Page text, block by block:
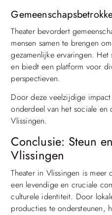
Top
Theater bevordert
mensen samen te brengen
gezamenlijke ervaringen.
en biedt een platform voor
perspectieven.
Door deze veelzijdige
onderdeel van het sociale en
Vlissingen.
Conclusie: Steun
Vlissingen
Theater in Vlissingen is meer
een levendige en cruciale
culturele identiteit. Door
producties te ondersteunen,